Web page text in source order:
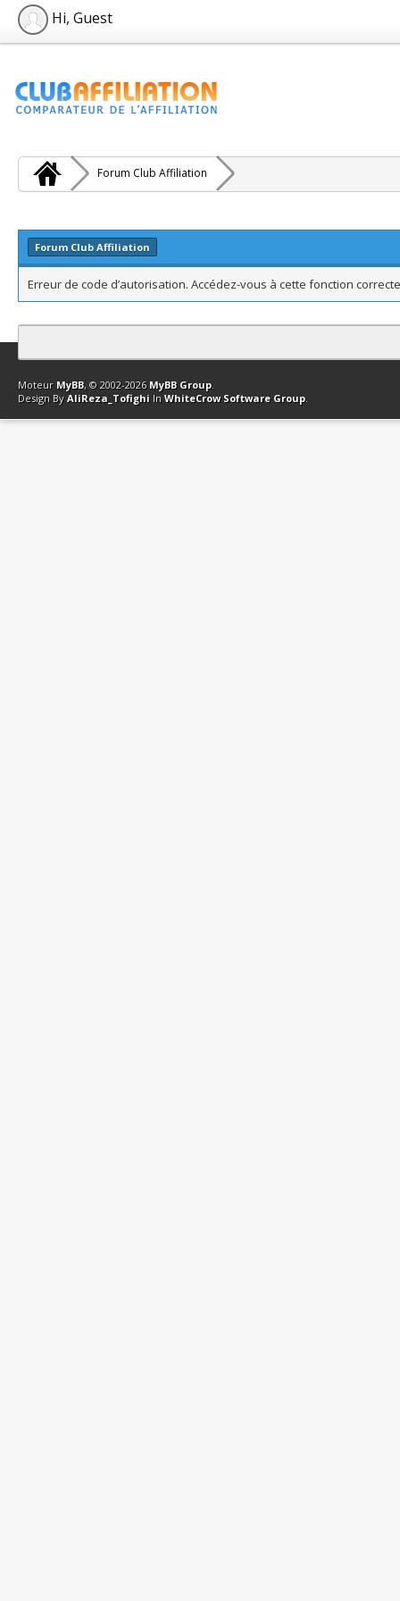
Hi, Guest
Forum Club Affiliation
Forum Club Affiliation
Erreur de code d’autorisation. Accédez-vous à cette fonction
Contact Club Affiliation Retourner en haut Version bas-débit
Moteur MyBB, © 2002-2026 MyBB Group.
Design By AliReza_Tofighi In WhiteCrow Software Group.